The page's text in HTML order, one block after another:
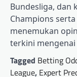
Bundesliga, dan
Champions
menemukan
terkini
Tagged Betting
League, Expert